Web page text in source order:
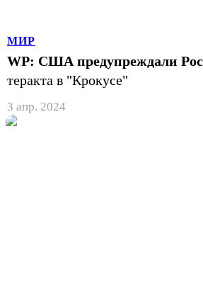
МИР
WP: США предупреждали
теракта в "Крокусе"
3 апр. 2024